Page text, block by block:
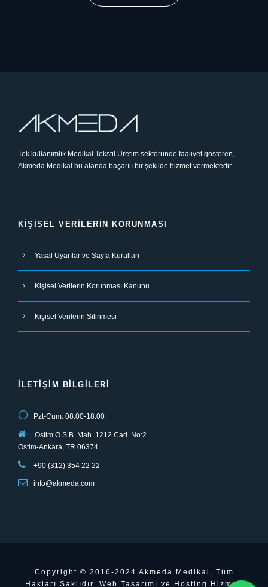
Tek kullanımlık Medikal Tekstil Üretim sektöründe faaliyet gösteren,
Akmeda Medikal bu alanda başarılı bir şekilde hizmet vermektedir.
KIŞISEL VERILERIN KORUNMASI
Yasal Uyarılar ve Sayfa Kuralları
Kişisel Verilerin Korunması Kanunu
Kişisel Verilerin Silinmesi
İLETIŞIM BILGILERI
Pzt-Cum: 08.00-18.00
Ostim O.S.B. Mah. 1212 Cad. No:2
Ostim-Ankara, TR 06374
+90 (312) 354 22 22
info@akmeda.com
Copyright © 2016-2024 Akmeda Medikal, Tüm
Hakları Saklıdır. Web Tasarımı ve Hosting Hizmeti